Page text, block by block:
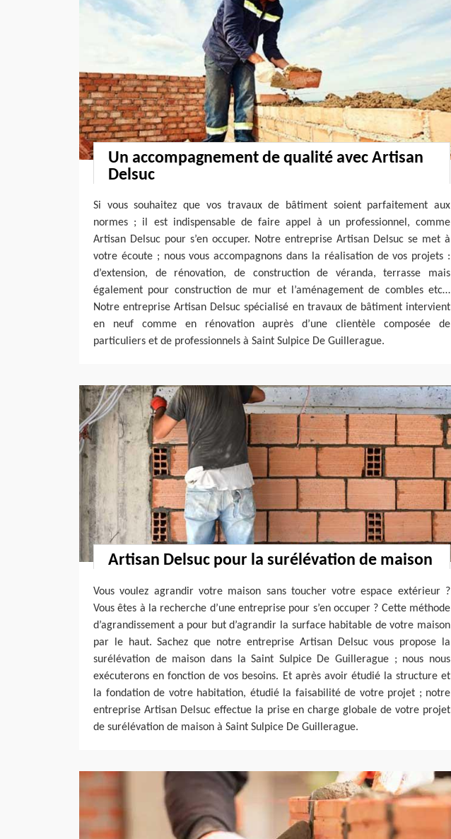
Un accompagnement de qualité avec Artisan
Delsuc
Si vous souhaitez que vos travaux de bâtiment soient parfaitement aux
normes ; il est indispensable de faire appel à un professionnel, comme
Artisan Delsuc pour s’en occuper. Notre entreprise Artisan Delsuc se met à
votre écoute ; nous vous accompagnons dans la réalisation de vos projets :
d’extension, de rénovation, de construction de véranda, terrasse mais
également pour construction de mur et l’aménagement de combles etc…
Notre entreprise Artisan Delsuc spécialisé en travaux de bâtiment intervient
en neuf comme en rénovation auprès d’une clientèle composée de
particuliers et de professionnels à Saint Sulpice De Guillerague.
Artisan Delsuc pour la surélévation de maison
Vous voulez agrandir votre maison sans toucher votre espace extérieur ?
Vous êtes à la recherche d’une entreprise pour s’en occuper ? Cette méthode
d’agrandissement a pour but d’agrandir la surface habitable de votre maison
par le haut. Sachez que notre entreprise Artisan Delsuc vous propose la
surélévation de maison dans la Saint Sulpice De Guillerague ; nous nous
exécuterons en fonction de vos besoins. Et après avoir étudié la structure et
la fondation de votre habitation, étudié la faisabilité de votre projet ; notre
entreprise Artisan Delsuc effectue la prise en charge globale de votre projet
de surélévation de maison à Saint Sulpice De Guillerague.